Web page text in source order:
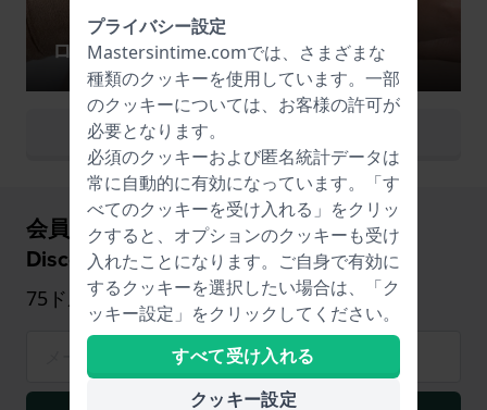
ローズゴールドの腕時計
すべての時計の色を見る
会員登録すると、新しい時計に5%の
Discountが適用されます！
75ドルから（時計のみ）
プライバシー設定
Mastersintime.comでは、さまざまな
種類のクッキーを使用しています。一部
のクッキーについては、お客様の許可が
必要となります。
必須のクッキーおよび匿名統計データは
常に自動的に有効になっています。「す
べてのクッキーを受け入れる」をクリッ
クすると、オプションのクッキーも受け
入れたことになります。ご自身で有効に
するクッキーを選択したい場合は、「ク
ッキー設定」をクリックしてください。
すべて受け入れる
クッキー設定